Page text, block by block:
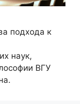
подхода к
наук,
ВГУ